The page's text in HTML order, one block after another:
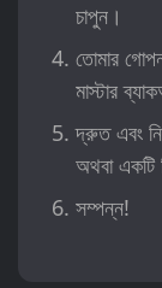
চাপুন।
তোমার
মাস্টার
দ্রুত এবং
অথবা
সম্পন্ন!